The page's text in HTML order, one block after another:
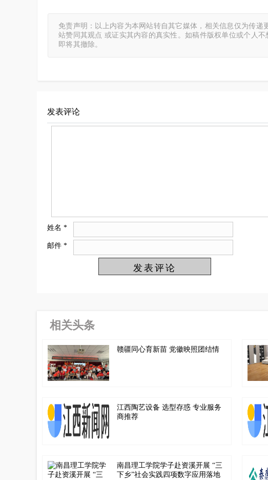
免责声明：以上内容为本网站转自其它媒体，相关信息仅为传递
站赞同其观点 或证实其内容的真实性。如稿件版权单位或个人
即将其撤除。
发表评论
姓名 *
邮件 *
相关头条
赣疆同心育新苗 党徽映照团结情
江西陶艺设备 选型存惑 专业服务
商推荐
南昌理工学院学子赴资溪开展 “三
下乡”社会实践四项数字应用落地